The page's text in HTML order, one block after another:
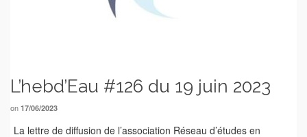
L’hebd’Eau #126 du 19 juin 2023
on 17/06/2023
La lettre de diffusion de l’association Réseau d’études en